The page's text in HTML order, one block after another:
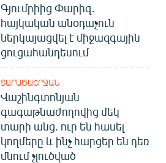
Գյումրիից Փարիզ․
հայկական անօդաչուն
ներկայացվել է միջազգային
ցուցահանդեսում
ՏԱՐԱԾԱՇՐՋԱՆ
Վաշինգտոնյան
գագաթնաժողովից մեկ
տարի անց. ուր են հասել
կողմերը և ինչ հարցեր են դեռ
մնում չլուծված